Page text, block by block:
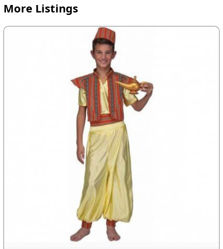
More Listings